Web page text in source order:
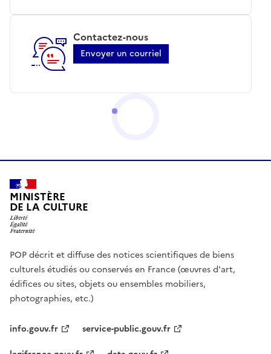
Contactez-nous
Envoyer un courriel
MINISTÈRE
DE LA CULTURE
POP décrit et diffuse des notices scientifiques de biens
culturels étudiés ou conservés en France (œuvres d'art,
édifices ou sites, objets ou ensembles mobiliers,
photographies, etc.)
info.gouv.fr
service-public.gouv.fr